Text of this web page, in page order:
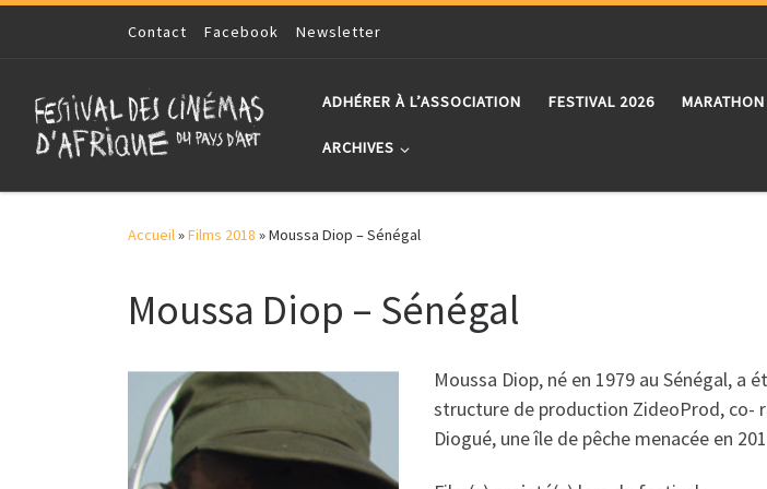
Skip to contentContact Facebook Newsletter
ADHÉRER À L’ASSOCIATION FESTIVAL 2026
ARCHIVES
Accueil»Films 2018 »Moussa Diop – Sénégal
Moussa Diop – Sénégal
Moussa Diop, né en 1979 au Sénégal,
structure de production ZideoProd, co-
Diogué, une île de pêche menacée en